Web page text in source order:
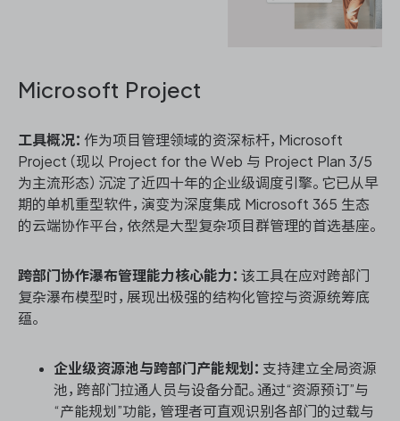
Microsoft Project
工具概况： 作为项目管理领域的资深标杆，Microsoft
Project（现以 Project for the Web 与 Project Plan 3/5
为主流形态）沉淀了近四十年的企业级调度引擎。它已从早
期的单机重型软件，演变为深度集成 Microsoft 365 生态
的云端协作平台，依然是大型复杂项目群管理的首选基座。
跨部门协作瀑布管理能力核心能力： 该工具在应对跨部门
复杂瀑布模型时，展现出极强的结构化管控与资源统筹底
蕴。
企业级资源池与跨部门产能规划： 支持建立全局资源
池，跨部门拉通人员与设备分配。通过“资源预订”与
“产能规划”功能，管理者可直观识别各部门的过载与